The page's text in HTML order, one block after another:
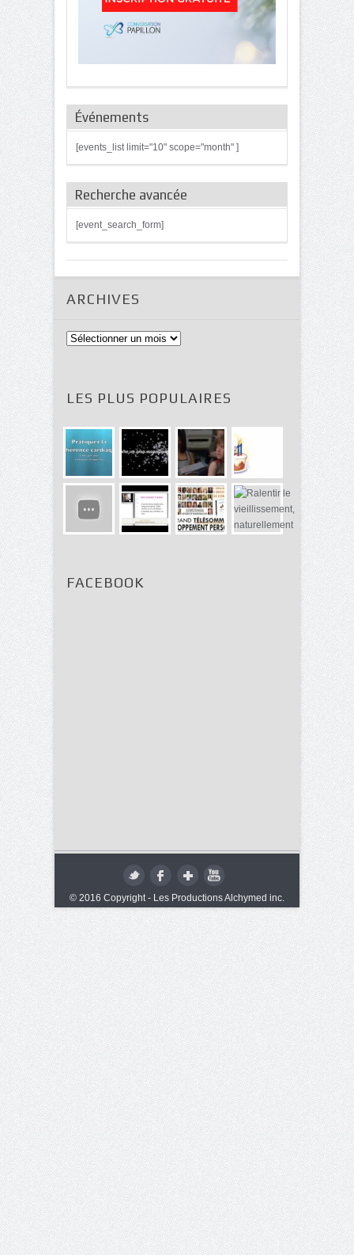
Événements
[events_list limit="10" scope="month" ]
Recherche avancée
[event_search_form]
ARCHIVES
Archives
LES PLUS POPULAIRES
FACEBOOK
© 2016 Copyright - Les Productions Alchymed inc.